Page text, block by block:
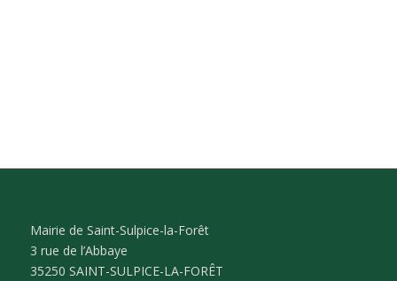
Mairie de Saint-Sulpice-la-Forêt
3 rue de l’Abbaye
35250 SAINT-SULPICE-LA-FORÊT